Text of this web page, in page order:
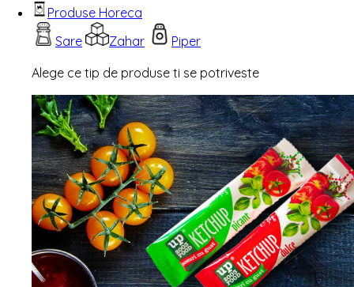
Produse Horeca
Sare
Zahar
Piper
Alege ce tip de produse ti se potriveste